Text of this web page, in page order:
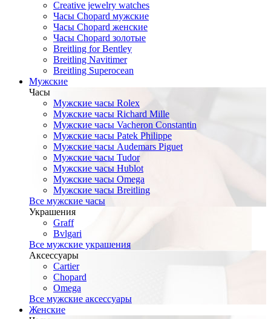
Creative jewelry watches
Часы Chopard мужские
Часы Сhopard женские
Часы Сhopard золотые
Breitling for Bentley
Breitling Navitimer
Breitling Superocean
Мужские
Часы
Мужские часы Rolex
Мужские часы Richard Mille
Мужские часы Vacheron Constantin
Мужские часы Patek Philippe
Мужские часы Audemars Piguet
Мужские часы Tudor
Мужские часы Hublot
Мужские часы Omega
Мужские часы Breitling
Все мужские часы
Украшения
Graff
Bvlgari
Все мужские украшения
Аксессуары
Cartier
Chopard
Omega
Все мужские аксессуары
Женские